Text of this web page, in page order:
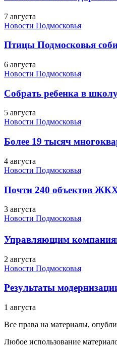
7 августа
Новости Подмосковья
Птицы Подмосковья
6 августа
Новости Подмосковья
Собрать ребенка в
5 августа
Новости Подмосковья
Более 19 тысяч
4 августа
Новости Подмосковья
Почти 240 объектов
3 августа
Новости Подмосковья
Управляющим
2 августа
Новости Подмосковья
Результаты
1 августа
Все права на материалы,
Любое использование